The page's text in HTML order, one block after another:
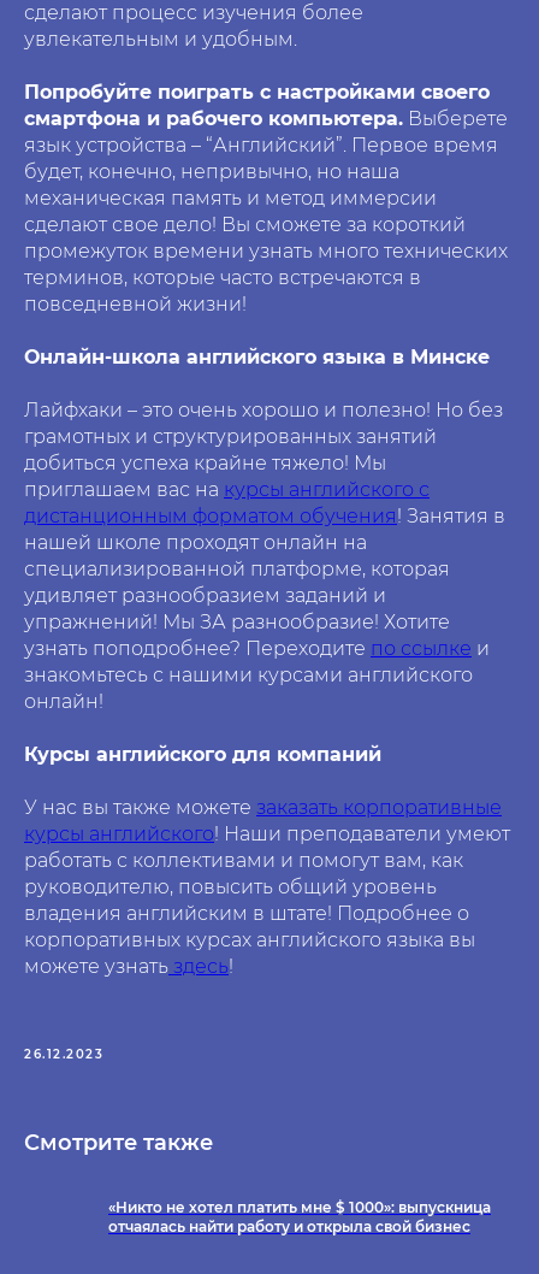
сделают процесс изучения более
увлекательным и удобным.
Попробуйте поиграть с настройками своего
смартфона и рабочего компьютера. Выберете
язык устройства – “Английский”. Первое время
будет, конечно, непривычно, но наша
механическая память и метод иммерсии
сделают свое дело! Вы сможете за короткий
промежуток времени узнать много технических
терминов, которые часто встречаются в
повседневной жизни!
Онлайн-школа английского языка в Минске
Лайфхаки – это очень хорошо и полезно! Но без
грамотных и структурированных занятий
добиться успеха крайне тяжело! Мы
приглашаем вас на курсы английского с
дистанционным форматом обучения! Занятия в
нашей школе проходят онлайн на
специализированной платформе, которая
удивляет разнообразием заданий и
упражнений! Мы ЗА разнообразие! Хотите
узнать поподробнее? Переходите по ссылке и
знакомьтесь с нашими курсами английского
онлайн!
Курсы английского для компаний
У нас вы также можете заказать корпоративные
курсы английского! Наши преподаватели умеют
работать с коллективами и помогут вам, как
руководителю, повысить общий уровень
владения английским в штате! Подробнее о
корпоративных курсах английского языка вы
можете узнать здесь!
26.12.2023
Смотрите также
«Никто не хотел платить мне $ 1000»: выпускница
отчаялась найти работу и открыла свой бизнес